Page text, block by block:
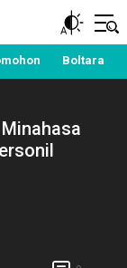
Politik,
Boltara